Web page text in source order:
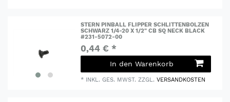
STERN PINBALL FLIPPER SCHLITTENBOLZEN
SCHWARZ 1/4-20 X 1/2" CB SQ NECK BLACK
#231-5072-00
0,44 € *
In den Warenkorb
* INKL. GES. MWST. ZZGL.VERSANDKOSTEN